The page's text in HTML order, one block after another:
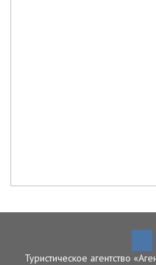
Туристическое агентство